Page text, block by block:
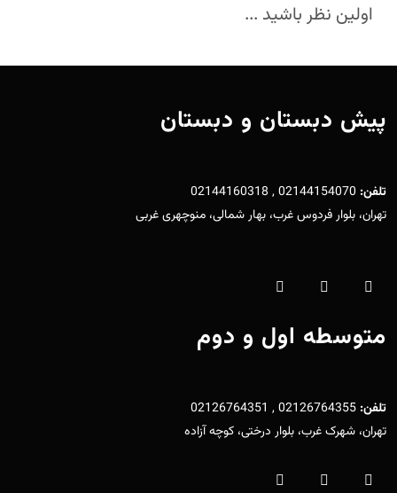
اولین نظر باشید ...
پیش دبستان و دبستان
تلفن: 02144154070 , 02144160318
تهران، بلوار فردوس غرب، بهار شمالی، منوچهری غربی
متوسطه اول و دوم
تلفن: 02126764355 , 02126764351
تهران، شهرک غرب، بلوار درختی، کوچه آزاده